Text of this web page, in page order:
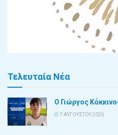
Τελευταία Νέα
Ο Γιώργος
7 ΑΥΓΟΎΣΤΟΥ 2026